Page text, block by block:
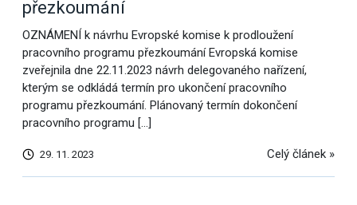
přezkoumání
OZNÁMENÍ k návrhu Evropské komise k prodloužení
pracovního programu přezkoumání Evropská komise
zveřejnila dne 22.11.2023 návrh delegovaného nařízení,
kterým se odkládá termín pro ukončení pracovního
programu přezkoumání. Plánovaný termín dokončení
pracovního programu […]
29. 11. 2023 Celý článek »